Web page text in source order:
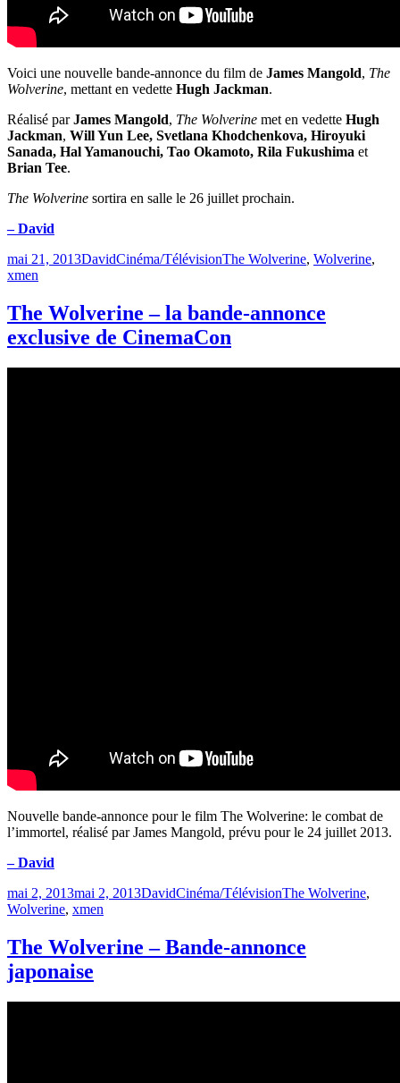
Voici une nouvelle bande-annonce du film de James Mangold, The
Wolverine, mettant en vedette Hugh Jackman.
Réalisé parJames Mangold, The Wolverine met en vedette Hugh
Jackman, Will Yun Lee, Svetlana Khodchenkova, Hiroyuki
Sanada, Hal Yamanouchi, Tao Okamoto, Rila Fukushima et
Brian Tee.
The Wolverine sortira en salle le 26 juillet prochain.
– David
Publié
le
mai 21, 2013DavidCatégories
Cinéma/TélévisionÉtiquettes
The Wolverine, Wolverine,
xmen
The Wolverine – la bande-annonce
exclusive de CinemaCon
Nouvelle bande-annonce pour le film The Wolverine: le combat de
l’immortel, réalisé par James Mangold, prévu pour le 24 juillet 2013.
– David
Publié
le
mai 2, 2013mai 2, 2013DavidCatégories
Cinéma/TélévisionÉtiquettes
The Wolverine,
Wolverine, xmen
The Wolverine – Bande-annonce
japonaise